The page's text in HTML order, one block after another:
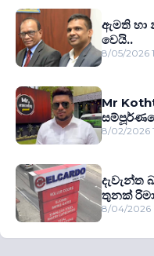
ඇමති හා
වෙයි..
8/05/2026
Mr
8/02/2026
දැවැන්ත
තුනක්
8/04/2026